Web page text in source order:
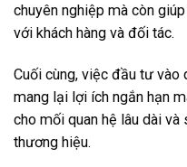
chuyên nghiệp mà còn
với khách hàng và đối tác.
Cuối cùng, việc đầu tư vào
mang lại lợi ích ngắn hạn
cho mối quan hệ lâu dài
thương hiệu.